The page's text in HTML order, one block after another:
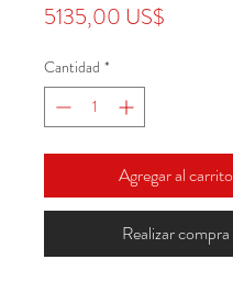
5135,00 US$
Cantidad *
Agregar al carrito
Realizar compra